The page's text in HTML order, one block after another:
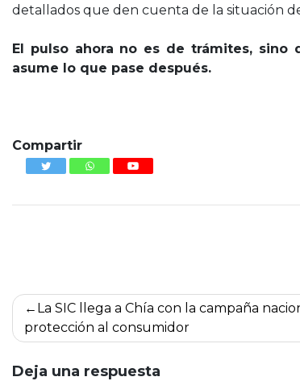
detallados que den cuenta de la situación
El pulso ahora no es de trámites,
asume lo que pase después.
Compartir
Navegación
de
La SIC llega a Chía con la campaña
protección al consumidor
Deja una respuesta